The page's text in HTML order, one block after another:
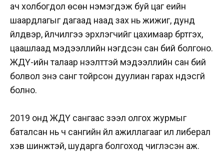
ач холбогдол өсөн нэмэгдэж буй цаг үеийн
шаардлагыг дагаад наад зах нь жижиг, дунд
үйлдвэр, үйлчилгээ эрхлэгчийг цахимаар бүртгэх,
цаашлаад мэдээллийн нэгдсэн сан бий болгоно.
ЖДҮ-ийн талаар нээлттэй мэдээллийн сан бий
болвол энэ санг тойрсон дуулиан гарах үндэсгүй
болно.
2019 онд ЖДҮ сангаас зээл олгох журмыг
баталсан нь ч сангийн үйл ажиллагааг илүү либерал
хэв шинжтэй, шударга болгоход чиглэсэн аж.